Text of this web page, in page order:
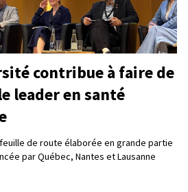
contribue à faire de
leader en santé
de route élaborée en grande partie
par Québec, Nantes et Lausanne